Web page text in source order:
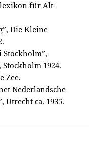
für Alt-
Die Kleine
1924.
Zee.
Nederlandsche
ca. 1935.